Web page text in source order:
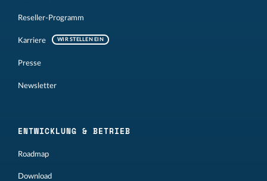
Reseller-Programm
Karriere WIR STELLEN EIN
Presse
Newsletter
ENTWICKLUNG & BETRIEB
Roadmap
Download